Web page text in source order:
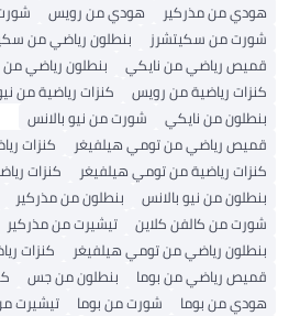
هودي من مذركير
هودي من رويس
شورت من سكيتشرز
بنطلون رياضي من
قميص رياضي من نايكي
بنطلون رياضي
كنزات رياضية من رويس
كنزات رياضية من
بنطلون من نايكي
شورت من نيو بالانس
قميص رياضي من تومي هيلفيغر
كنزات
كنزات رياضية من تومي هيلفيغر
كنزات
بنطلون من نيو بالانس
بنطلون من مذركير
شورت من كالفن كلاين
تيشيرت من مذركير
بنطلون رياضي من تومي هيلفيغر
كنزات
قميص رياضي من بوما
بنطلون من جس
هودي من بوما
شورت من بوما
تيشيرت